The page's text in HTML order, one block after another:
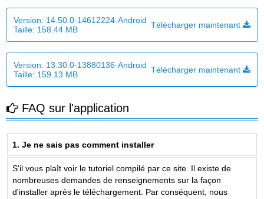
Version: 14.50.0-14612224-Android
Taille: 158.44 MB Télécharger maintenant
Version: 13.30.0-13880136-Android
Taille: 159.13 MB Télécharger maintenant
FAQ sur l'application
1. Je ne sais pas comment installer
S'il vous plaît voir le tutoriel compilé par ce site. Il existe de
nombreuses demandes de renseignements sur la façon
d'installer après le téléchargement. Par conséquent, nous